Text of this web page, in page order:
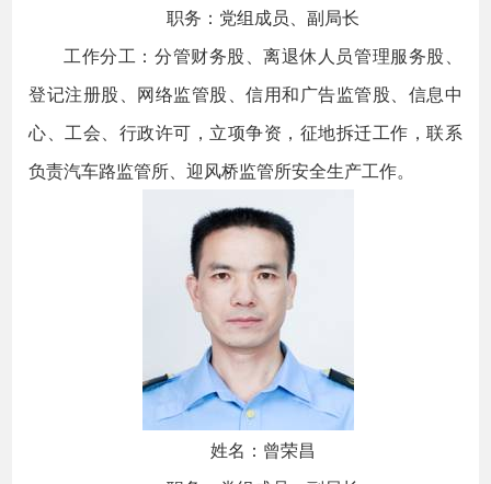
职务：党组成员、副局长
工作分工：分管财务股、离退休人员管理服务股、
登记注册股、网络监管股、信用和广告监管股、信息中
心、工会、行政许可，立项争资，征地拆迁工作，联系
负责汽车路监管所、迎风桥监管所安全生产工作。
姓名：曾荣昌